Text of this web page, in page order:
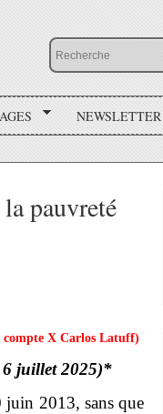
NEWSLETTER
pauvreté
compte X Carlos Latuff)
6 juillet 2025)*
juin 2013, sans que